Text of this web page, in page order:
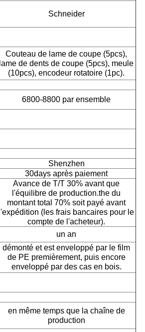
Schneider
Couteau de lame de coupe (5pcs),
lame de dents de coupe (5pcs), meule
(10pcs), encodeur rotatoire (1pc).
6800-8800 par ensemble
Shenzhen
30days après paiement
Avance de T/T 30% avant que
l'équilibre de production.the du
montant total 70% soit payé avant
l'expédition (les frais bancaires pour le
compte de l'acheteur).
un an
démonté et est enveloppé par le film
de PE premièrement, puis encore
enveloppé par des cas en bois.
en même temps que la chaîne de
production